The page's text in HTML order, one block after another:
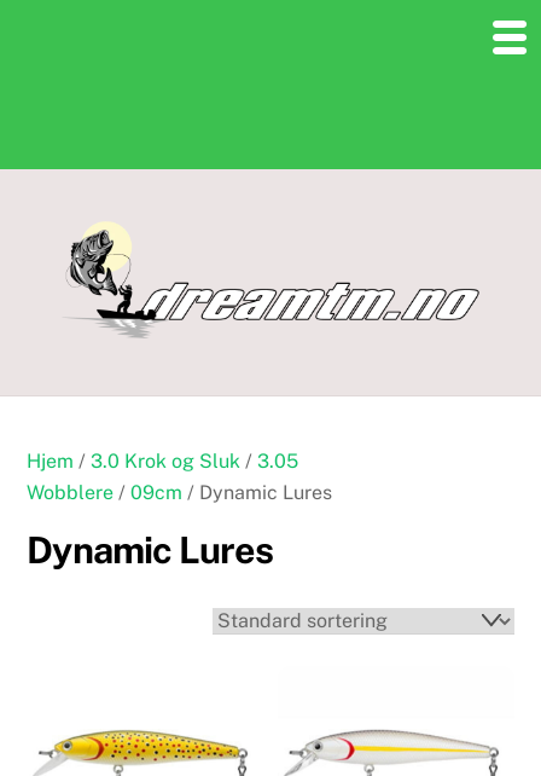
Hjem / 3.0 Krok og Sluk / 3.05
Wobblere /09cm / Dynamic Lures
Dynamic Lures